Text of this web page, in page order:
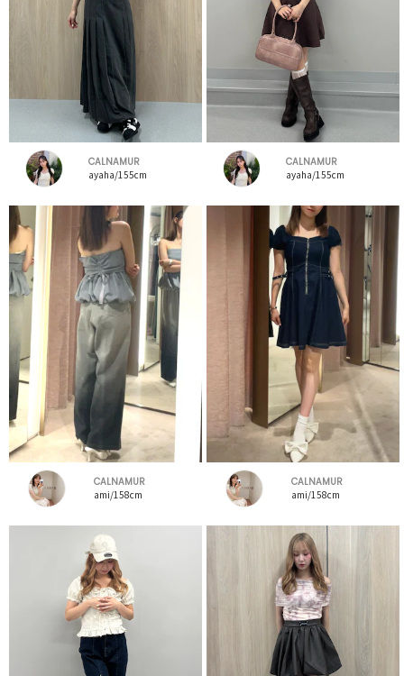
CALNAMUR
ayaha/155cm
CALNAMUR
ayaha/155cm
CALNAMUR
ami/158cm
CALNAMUR
ami/158cm